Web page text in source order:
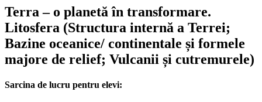
Terra – o planetă în transformare.
Litosfera (Structura internă a Terrei;
Bazine oceanice/ continentale și formele
majore de relief; Vulcanii și cutremurele)
Sarcina de lucru pentru elevi: